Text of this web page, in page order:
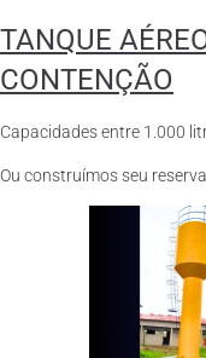
TANQUE
CONTENÇÃO
Capacidades entre 1.000
Ou construímos seu